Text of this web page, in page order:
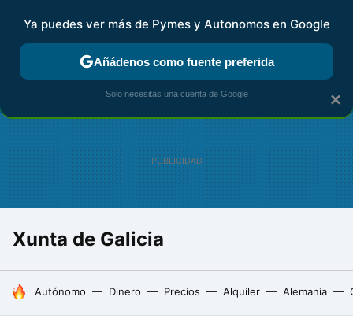
FISCALIDAD Y CONTABILIDAD KIT DIGITAL RENTA
Xunta de Galicia
HOY SE HABLA DE
Autónomo Dinero Precios Alquiler Alemania
×
Ya puedes ver más de Pymes y Autonomos en Google
Añádenos como fuente preferida
Solo necesitas una cuenta de Google